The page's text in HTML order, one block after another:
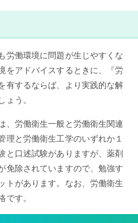
労働環境に問題が生じやすくな
をアドバイスするときに、『労
有するならば、より実践的な解
ょう。
、労働衛生一般と労働衛生関連
理と労働衛生工学のいずれか１
と口述試験がありますが、薬剤
免除されていますので、勉強す
トがあります。なお、労働衛生
です。